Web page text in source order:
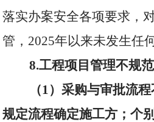
落实办案安全各项要求，
管， 2025年以来未发生任
8.工程项目管理不规范
（1）采购与审批流程
规定流程确定施工方；个